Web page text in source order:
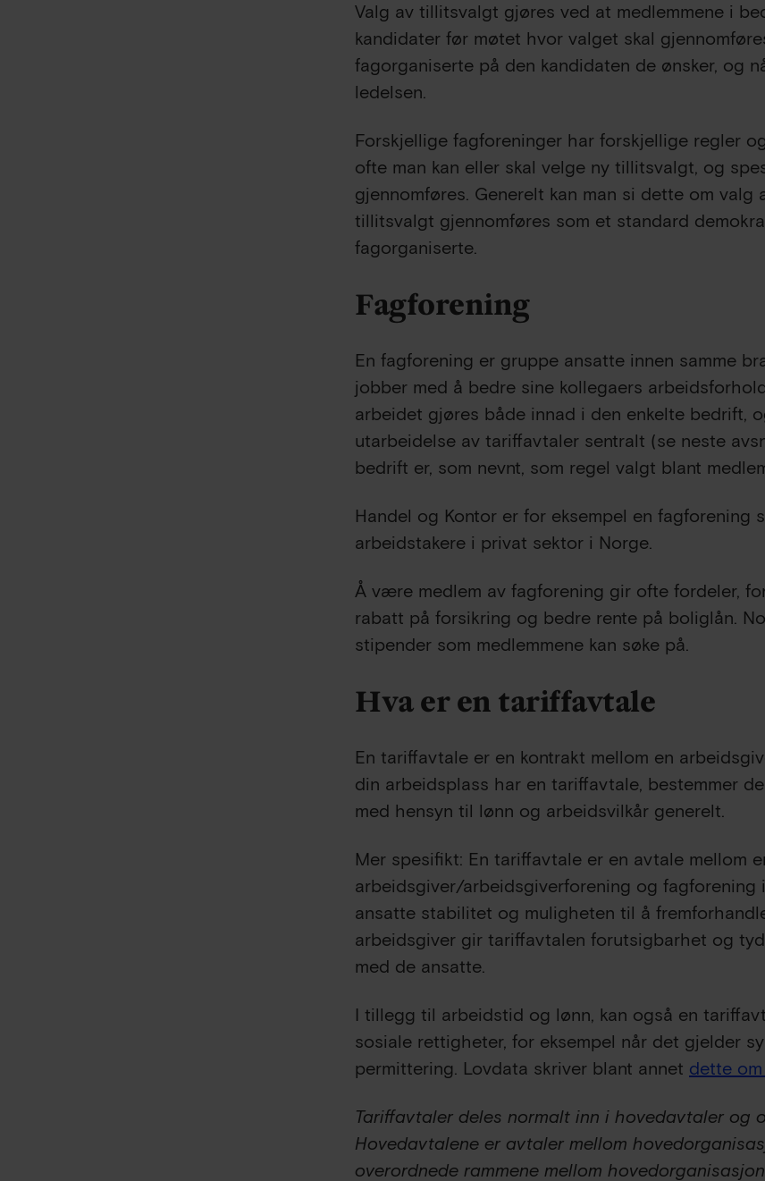
Valg av tillitsvalgt gjøres ved at medlemmene i
kandidater før møtet hvor valget skal
fagorganiserte på den kandidaten de ønsker, og
ledelsen.
Forskjellige fagforeninger har forskjellige regler
ofte man kan eller skal velge ny tillitsvalgt, og
gjennomføres. Generelt kan man si dette om valg
tillitsvalgt gjennomføres som et standard
fagorganiserte.
Fagforening
En fagforening er gruppe ansatte innen samme
jobber med å bedre sine kollegaers
arbeidet gjøres både innad i den enkelte bedrift,
utarbeidelse av tariffavtaler sentralt (se neste
bedrift er, som nevnt, som regel valgt blant
Handel og Kontor er for eksempel en fagforening
arbeidstakere i privat sektor i Norge.
Å være medlem av fagforening gir ofte fordeler,
rabatt på forsikring og bedre rente på boliglån.
stipender som medlemmene kan søke på.
Hva er en tariffavtale
En tariffavtale er en kontrakt mellom en
din arbeidsplass har en tariffavtale, bestemmer
med hensyn til lønn og arbeidsvilkår generelt.
Mer spesifikt: En tariffavtale er en avtale mellom
arbeidsgiver/arbeidsgiverforening og fagforening
ansatte stabilitet og muligheten til å
arbeidsgiver gir tariffavtalen forutsigbarhet og
med de ansatte.
I tillegg til arbeidstid og lønn, kan også en
sosiale rettigheter, for eksempel når det gjelder
permittering. Lovdata skriver blant annet dette
Tariffavtaler deles normalt inn i hovedavtaler og
Hovedavtalene er avtaler mellom
overordnede rammene mellom